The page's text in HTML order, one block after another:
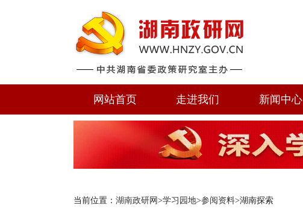
网站首页 走进我们 新闻中心
当前位置： 湖南政研网 >学习园地>参阅资料>湖南探索